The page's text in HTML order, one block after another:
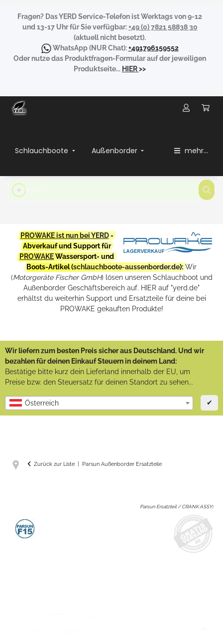
Fragen? Das YERD Service-Telefon ist Werktags von 9-12
und 13-17 Uhr für Sie verfügbar:+49 (0) 7821 58838 30
(aktuell nicht besetzt).
WhatsApp(NUR Chat):+491796159552
Oder nutze das Produktfragen-Formular auf der jeweiligen
Produktseite... HIER>>
Schlauchboote Außenborder mehr...
PROWAKE ist nun bei YERD-
Abverkauf und Support für
PROWAKEWassersport- und
Boots-Artikel (schlauchboote-aussenborder.de): Wir
(Motorgeräte Fischer GmbH) lösen unseren Schlauchboot und
Außenborder Geschäftsbereich auf. HIER auf "yerd.de"
erhältst du weiterhin Support und Ersatzteile für deine bei
PROWAKE gekauften Produkte!
Wir liefern zum besten Preis sicher aus Deutschland. Und wir
bezahlen für deinen Einkauf Steuern in deinem Land:
Bestätige bitte kurz dein Lieferland innerhalb der EU, um
Preise bzw. den Steuersatz für deinen Standort zu sehen...
Österreich ✔
Zurück zur Liste Parsun Außenborder Ersatzteile
Parsun Ersatzteil / CRANK ASSY: